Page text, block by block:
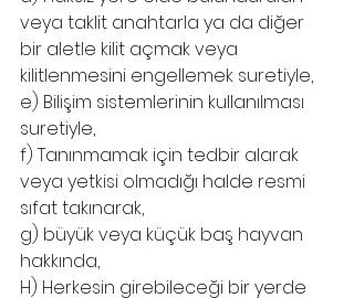
veya taklit anahtarla ya da diğer
bir aletle kilit açmak veya
kilitlenmesini engellemek suretiyle,
e) Bilişim sistemlerinin kullanılması
suretiyle,
f) Tanınmamak için tedbir alarak
veya yetkisi olmadığı halde resmi
sıfat takınarak,
g) büyük veya küçük baş hayvan
hakkında,
H) Herkesin girebileceği bir yerde